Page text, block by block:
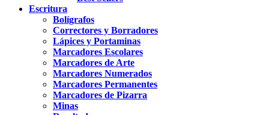
Escritura
Bolígrafos
Correctores y Borradores
Lápices y Portaminas
Marcadores Escolares
Marcadores de Arte
Marcadores Numerados
Marcadores Permanentes
Marcadores de Pizarra
Minas